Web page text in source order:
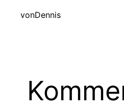
vonDennis